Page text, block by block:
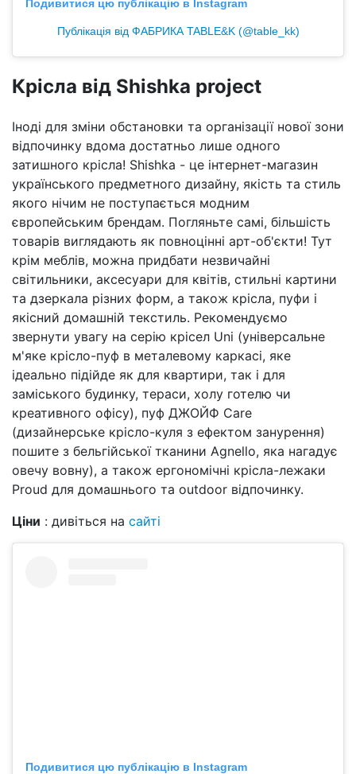
Подивитися цю публікацію в Instagram
Публікація від ФАБРИКА TABLE&K (@table_kk)
Крісла від Shishka project
Іноді для зміни обстановки та організації нової зони
відпочинку вдома достатньо лише одного
затишного крісла! Shishka - це інтернет-магазин
українського предметного дизайну, якість та стиль
якого нічим не поступається модним
європейським брендам. Погляньте самі, більшість
товарів виглядають як повноцінні арт-об'єкти! Тут
крім меблів, можна придбати незвичайні
світильники, аксесуари для квітів, стильні картини
та дзеркала різних форм, а також крісла, пуфи і
якісний домашній текстиль. Рекомендуємо
звернути увагу на серію крісел Uni (універсальне
м'яке крісло-пуф в металевому каркасі, яке
ідеально підійде як для квартири, так і для
заміського будинку, тераси, холу готелю чи
креативного офісу), пуф ДЖОЙФ Care
(дизайнерське крісло-куля з ефектом занурення)
пошите з бельгійської тканини Agnello, яка нагадує
овечу вовну), а також ергономічні крісла-лежаки
Proud для домашнього та outdoor відпочинку.
Ціни : дивіться на сайті
Подивитися цю публікацію в Instagram